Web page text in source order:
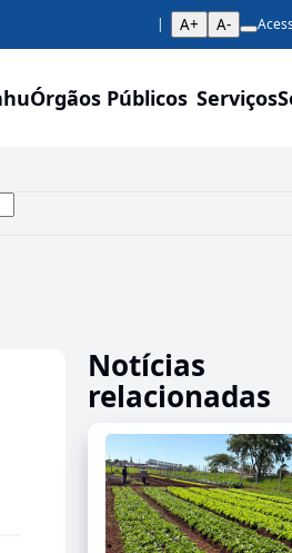
A+ A-
Órgãos Públicos Serviços
Notícias
relacionadas